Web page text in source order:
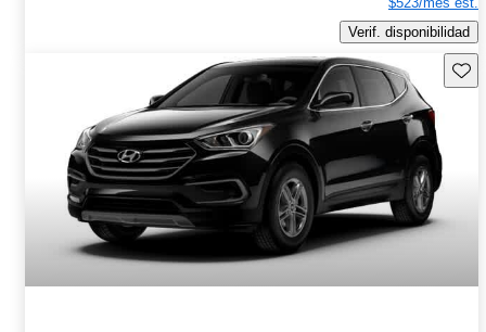
Verif. disponibilidad